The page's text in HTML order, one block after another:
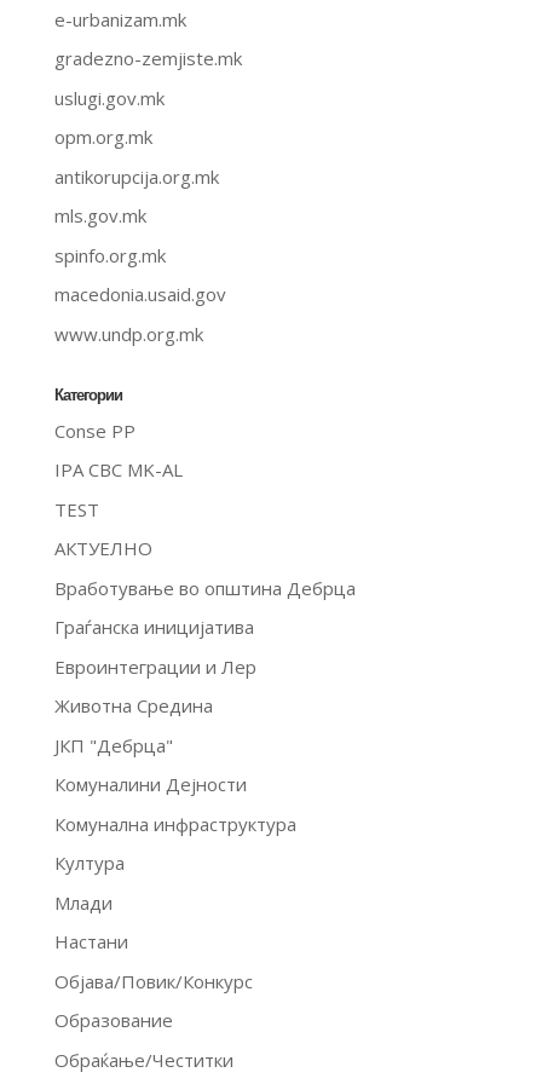
e-urbanizam.mk
gradezno-zemjiste.mk
uslugi.gov.mk
opm.org.mk
antikorupcija.org.mk
mls.gov.mk
spinfo.org.mk
macedonia.usaid.gov
www.undp.org.mk
Категории
Conse PP
IPA CBC MK-AL
TEST
АКТУЕЛНО
Вработување во општина Дебрца
Граѓанска иницијатива
Евроинтеграции и Лер
Животна Средина
ЈКП "Дебрца"
Комуналини Дејности
Комунална инфраструктура
Култура
Млади
Настани
Објава/Повик/Конкурс
Образование
Обраќање/Честитки